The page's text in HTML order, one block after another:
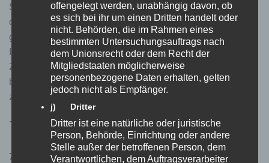
Soweit rechtlich erforderlich, haben wir zur vorstehend
dargestellten Verarbeitung Ihrer Daten Ihre Einwilligung
gemäß Art. 6 Abs. 1 lit. a DSGVO eingeholt. Sie können
Ihre erteilte Einwilligung jederzeit mit Wirkung für die
Zukunft widerrufen. Um Ihren Widerruf auszuüben,
befolgen Sie bitte die vorstehend geschilderte Möglichkeit
zur Vornahme eines Widerspruchs.
7) Rechte des Betroffenen
7.1
Das geltende Datenschutzrecht gewährt Ihnen
offengelegt werden, unabhängig davon, ob
es sich bei ihr um einen Dritten handelt oder
nicht. Behörden, die im Rahmen eines
bestimmten Untersuchungsauftrags nach
dem Unionsrecht oder dem Recht der
Mitgliedstaaten möglicherweise
personenbezogene Daten erhalten, gelten
jedoch nicht als Empfänger.
j) Dritter
Dritter ist eine natürliche oder juristische
Person, Behörde, Einrichtung oder andere
Stelle außer der betroffenen Person, dem
Verantwortlichen, dem Auftragsverarbeiter